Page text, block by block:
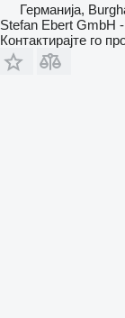
Германија,
Stefan Ebert GmbH
Контактирајте го